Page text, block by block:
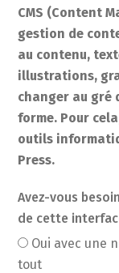
CMS (Content
gestion de
au contenu,
illustrations,
changer au gré
forme. Pour
outils
Press.
Avez-vous
de cette
Oui avec une
tout